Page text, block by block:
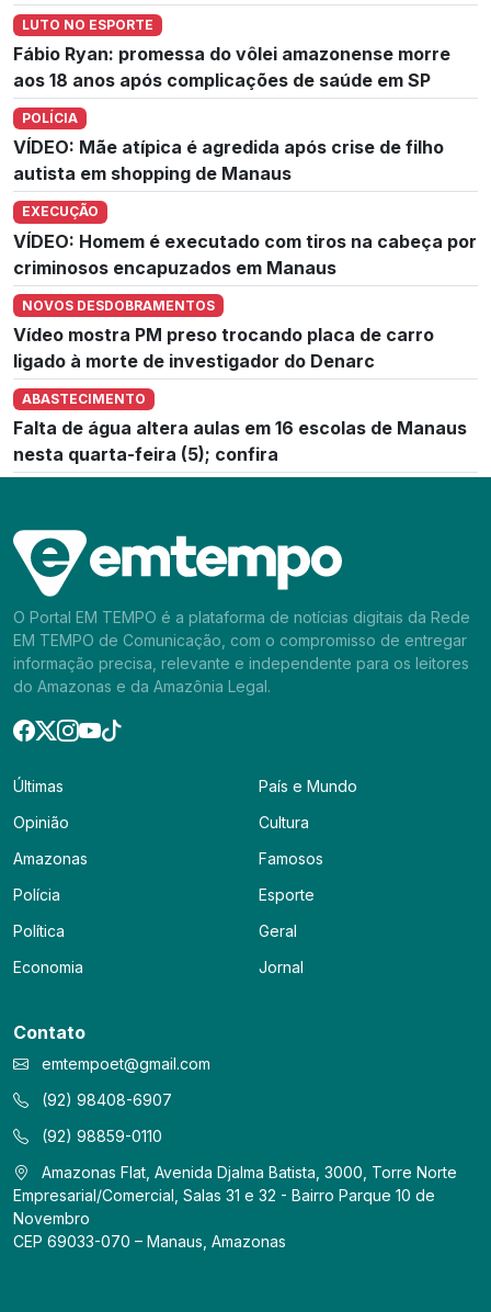
LUTO NO ESPORTE
Fábio Ryan: promessa do vôlei amazonense morre
aos 18 anos após complicações de saúde em SP
POLÍCIA
VÍDEO: Mãe atípica é agredida após crise de filho
autista em shopping de Manaus
EXECUÇÃO
VÍDEO: Homem é executado com tiros na cabeça por
criminosos encapuzados em Manaus
NOVOS DESDOBRAMENTOS
Vídeo mostra PM preso trocando placa de carro
ligado à morte de investigador do Denarc
ABASTECIMENTO
Falta de água altera aulas em 16 escolas de Manaus
nesta quarta-feira (5); confira
O Portal EM TEMPO é a plataforma de notícias digitais da Rede
EM TEMPO de Comunicação, com o compromisso de entregar
informação precisa, relevante e independente para os leitores
do Amazonas e da Amazônia Legal.
Últimas
Opinião
Amazonas
Polícia
Política
Economia
País e Mundo
Cultura
Famosos
Esporte
Geral
Jornal
Contato
emtempoet@gmail.com
(92) 98408-6907
(92) 98859-0110
Amazonas Flat, Avenida Djalma Batista, 3000, Torre Norte
Empresarial/Comercial, Salas 31 e 32 - Bairro Parque 10 de
Novembro
CEP 69033-070 – Manaus, Amazonas